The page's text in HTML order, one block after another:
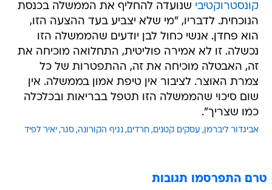
קונסטרוקטיבי שנועדה להחליף את הממשלה בכנסת
הנוכחית. לדבריו, "מי שלא יצביע בעד ההצעה הזו,
הוא פחדן. אנשי כחול לבן יודעים שהממשלה הזו
נכשלה. זו לא אמירה פוליטית, התחלואה מוכיחה את
זה, האבטלה מוכיחה את זה, ההתפטרות של כל
צמרת האוצר. לציבור אין טיפת אמון בממשלה. אין
שום סיכוי שהממשלה הזו תטפל בבריאות ובכלכלה
כמו שצריך".
אביגדור ליברמן עסקים קטנים חרדים נגיף הקורונה סגר יאיר לפיד
טרם התפרסמו תגובות